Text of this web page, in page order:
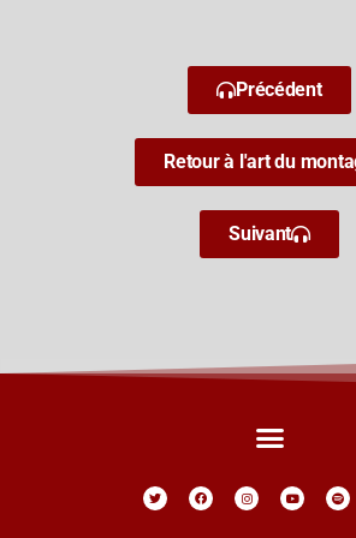
Précédent
Retour à l'art du
Suivant